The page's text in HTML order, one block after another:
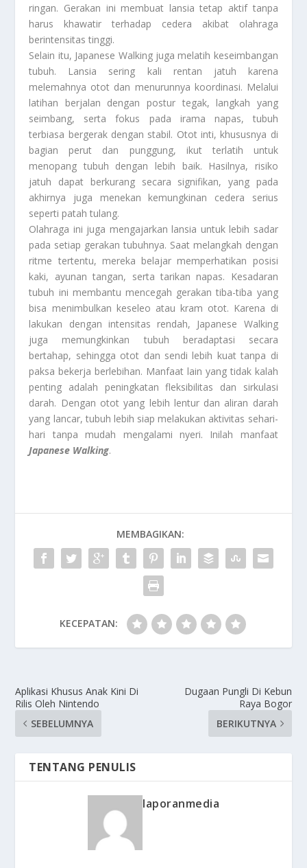
ringan. Gerakan ini membuat lansia tetap aktif tanpa
harus khawatir terhadap cedera akibat olahraga
berintensitas tinggi.
Selain itu, Japanese Walking juga melatih keseimbangan
tubuh. Lansia sering kali rentan jatuh karena
melemahnya otot dan menurunnya koordinasi. Melalui
latihan berjalan dengan postur tegak, langkah yang
seimbang, serta fokus pada irama napas, tubuh
terbiasa bergerak dengan stabil. Otot inti, khususnya di
bagian perut dan punggung, ikut terlatih untuk
menopang tubuh dengan lebih baik. Hasilnya, risiko
jatuh dapat berkurang secara signifikan, yang pada
akhirnya juga menekan kemungkinan cedera serius
seperti patah tulang.
Olahraga ini juga mengajarkan lansia untuk lebih sadar
pada setiap gerakan tubuhnya. Saat melangkah dengan
ritme tertentu, mereka belajar memperhatikan posisi
kaki, ayunan tangan, serta tarikan napas. Kesadaran
tubuh ini membantu mencegah gerakan tiba-tiba yang
bisa menimbulkan keseleo atau kram otot. Karena di
lakukan dengan intensitas rendah, Japanese Walking
juga memungkinkan tubuh beradaptasi secara
bertahap, sehingga otot dan sendi lebih kuat tanpa di
paksa bekerja berlebihan. Manfaat lain yang tidak kalah
penting adalah peningkatan fleksibilitas dan sirkulasi
darah. Dengan otot yang lebih lentur dan aliran darah
yang lancar, tubuh lebih siap melakukan aktivitas sehari-
hari tanpa mudah mengalami nyeri. Inilah manfaat
Japanese Walking.
MEMBAGIKAN:
KECEPATAN:
Aplikasi Khusus Anak Kini Di
Rilis Oleh Nintendo
SEBELUMNYA
Dugaan Pungli Di Kebun
Raya Bogor
BERIKUTNYA
TENTANG PENULIS
laporanmedia